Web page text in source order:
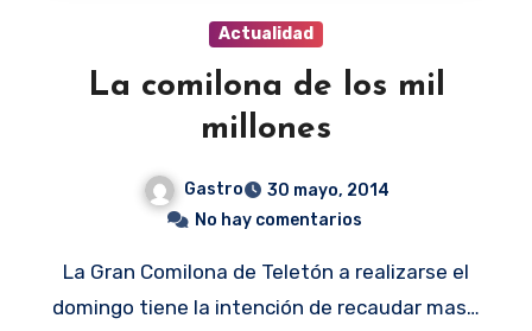
Actualidad
La comilona de los mil
millones
Gastro
30 mayo, 2014
No hay comentarios
La Gran Comilona de Teletón a realizarse el
domingo tiene la intención de recaudar mas…